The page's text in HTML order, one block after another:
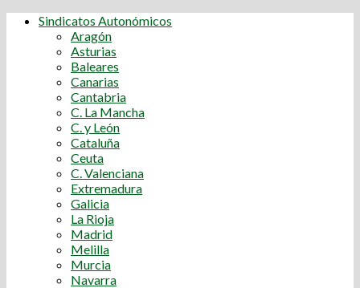
Sindicatos Autonómicos
Aragón
Asturias
Baleares
Canarias
Cantabria
C. La Mancha
C. y León
Cataluña
Ceuta
C. Valenciana
Extremadura
Galicia
La Rioja
Madrid
Melilla
Murcia
Navarra